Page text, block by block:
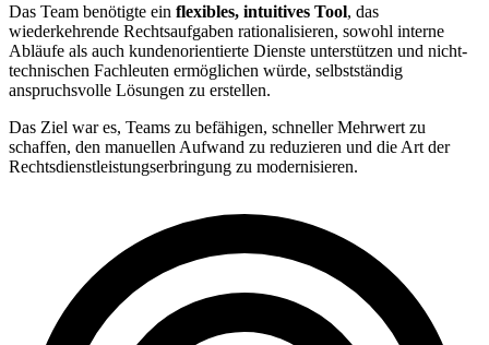
Das Team benötigte ein flexibles, intuitives Tool, das
wiederkehrende Rechtsaufgaben rationalisieren, sowohl interne
Abläufe als auch kundenorientierte Dienste unterstützen und nicht-
technischen Fachleuten ermöglichen würde, selbstständig
anspruchsvolle Lösungen zu erstellen.
Das Ziel war es, Teams zu befähigen, schneller Mehrwert zu
schaffen, den manuellen Aufwand zu reduzieren und die Art der
Rechtsdienstleistungserbringung zu modernisieren.